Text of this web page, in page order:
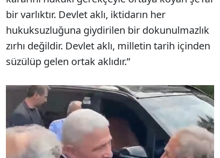
bir varlıktır. Devlet aklı, iktidarın her
hukuksuzluğuna giydirilen bir dokunulmazlık
zırhı değildir. Devlet aklı, milletin tarih içinden
süzülüp gelen ortak aklıdır.”